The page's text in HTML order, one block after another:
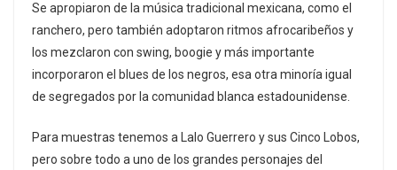
Se apropiaron de la música tradicional mexicana, como el
ranchero, pero también adoptaron ritmos afrocaribeños y
los mezclaron con swing, boogie y más importante
incorporaron el blues de los negros, esa otra minoría igual
de segregados por la comunidad blanca estadounidense.
Para muestras tenemos a Lalo Guerrero y sus Cinco Lobos,
pero sobre todo a uno de los grandes personajes del